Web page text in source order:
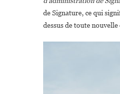
de Signature, ce qui
dessus de toute